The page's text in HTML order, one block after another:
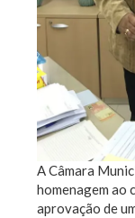
A Câmara
homenagem ao
aprovação de